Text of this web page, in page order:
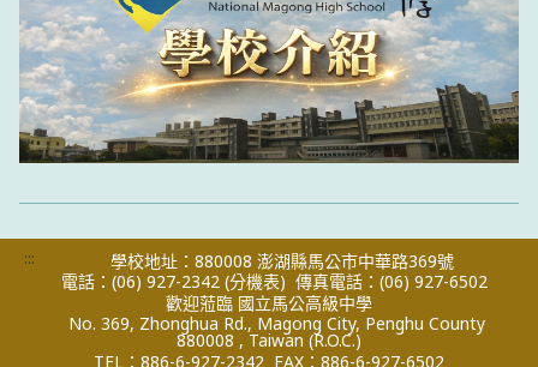
:::
學校地址：880008 澎湖縣馬公市中華路369號
電話：(06) 927-2342 (分機表) 傳真電話：(06) 927-6502
歡迎蒞臨 國立馬公高級中學
No. 369, Zhonghua Rd., Magong City, Penghu County
880008 , Taiwan (R.O.C.)
TEL：886-6-927-2342 FAX：886-6-927-6502